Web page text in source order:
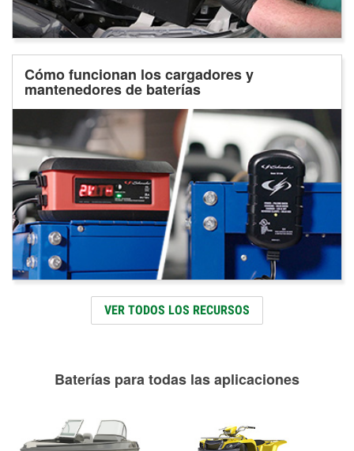
Cómo funcionan los cargadores y
mantenedores de baterías
VER TODOS LOS RECURSOS
Baterías para todas las aplicaciones